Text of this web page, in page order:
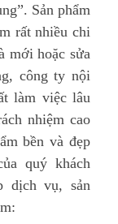
Sản phẩm
rất nhiều chi
mới hoặc sửa
công ty nội
làm việc lâu
nhiệm cao
bền và đẹp
quý khách
dịch vụ, sản